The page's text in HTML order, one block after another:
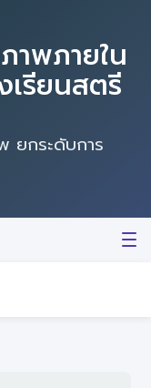
าพภายใน
เรียนสตรี
ยกระดับการ